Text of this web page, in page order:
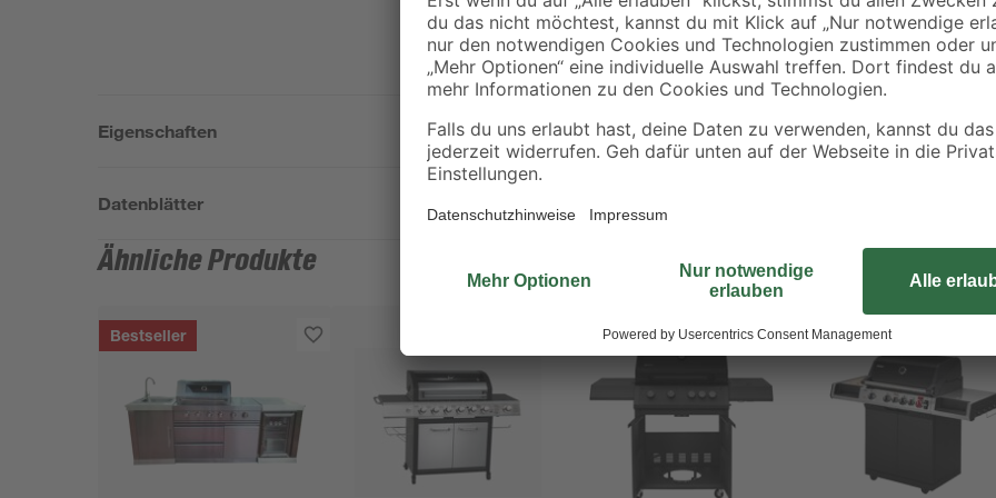
Spielraum für deine Kreationen.
reinigst du deinen Grill ganz
CLEAN™'-System.
Eigenschaften
Datenblätter
Ähnliche Produkte
Bestseller